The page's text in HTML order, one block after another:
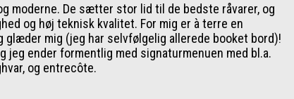
moderne. De sætter stor lid til de bedste råvarer, og
og høj teknisk kvalitet. For mig er à terre en
glæder mig (jeg har selvfølgelig allerede booket bord)!
jeg ender formentlig med signaturmenuen med bl.a.
og entrecôte.